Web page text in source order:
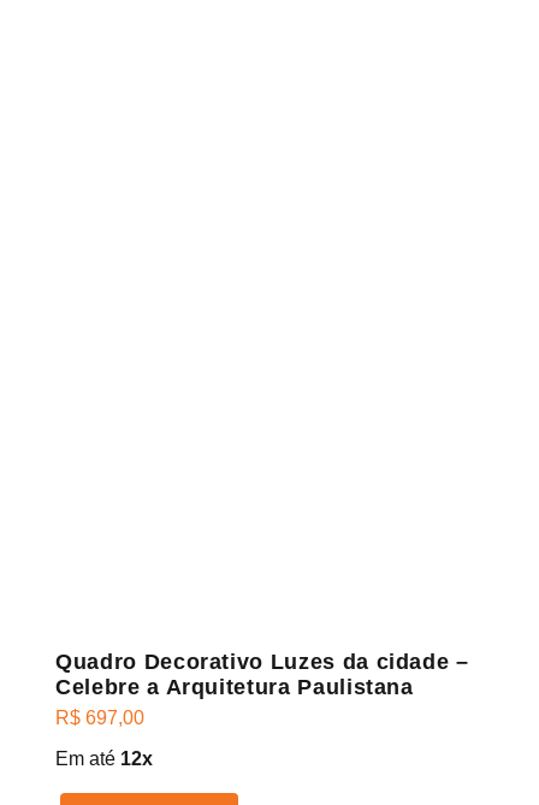
Quadro Decorativo Luzes da cidade –
Celebre a Arquitetura Paulistana
R$ 697,00
Em até 12x